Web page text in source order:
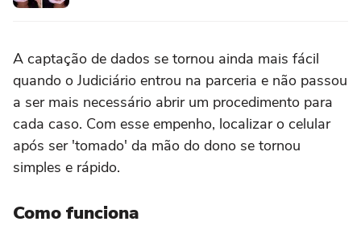
A captação de dados se tornou ainda mais fácil
quando o Judiciário entrou na parceria e não passou
a ser mais necessário abrir um procedimento para
cada caso. Com esse empenho, localizar o celular
após ser 'tomado' da mão do dono se tornou
simples e rápido.
Como funciona